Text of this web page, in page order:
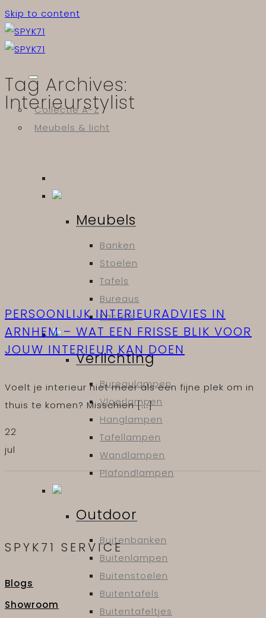
Skip to content
Collectie A-Z
Meubels & licht
Meubels
Banken
Stoelen
Tafels
Bureaus
Kasten
Verlichting
Bureaulampen
Vloerlampen
Hanglampen
Tafellampen
Wandlampen
Plafondlampen
Outdoor
Buitenbanken
Buitenlampen
Buitenstoelen
Buitentafels
Buitentafeltjes
Tag Archives:
Interieurstylist
PERSOONLIJK INTERIEURADVIES IN
ARNHEM – WAT EEN FRISSE BLIK VOOR
JOUW INTERIEUR KAN DOEN
Voelt je interieur niet meer als een fijne plek om in
thuis te komen? Misschien [...]
22
jul
SPYK71 SERVICE
Blogs
Showroom